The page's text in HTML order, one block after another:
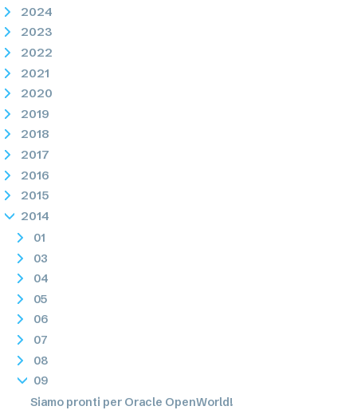
2024
2023
2022
2021
2020
2019
2018
2017
2016
2015
2014
01
03
04
05
06
07
08
09
Siamo pronti per Oracle OpenWorld!